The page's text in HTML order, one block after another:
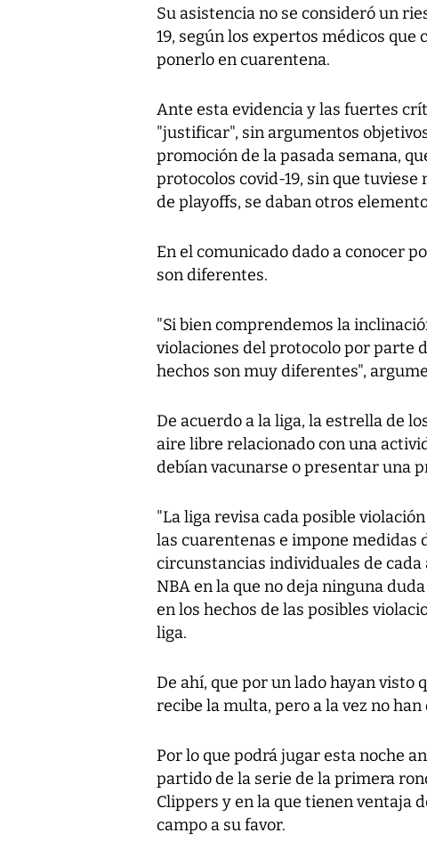
Su asistencia no se consideró un
19, según los expertos médicos
ponerlo en cuarentena.
Ante esta evidencia y las fuertes
"justificar", sin argumentos
promoción de la pasada semana,
protocolos covid-19, sin que
de playoffs, se daban otros
En el comunicado dado a conocer
son diferentes.
"Si bien comprendemos la
violaciones del protocolo por parte
hechos son muy diferentes",
De acuerdo a la liga, la estrella de
aire libre relacionado con una
debían vacunarse o presentar una
"La liga revisa cada posible
las cuarentenas e impone medidas
circunstancias individuales de
NBA en la que no deja ninguna
en los hechos de las posibles
liga.
De ahí, que por un lado hayan visto
recibe la multa, pero a la vez no
Por lo que podrá jugar esta noche
partido de la serie de la primera
Clippers y en la que tienen ventaja
campo a su favor.